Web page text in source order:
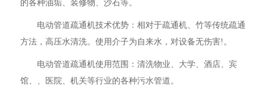
的各种油垢、装修物、沙石等。
电动管道疏通机技术优势：相对于疏通机、竹等传统疏通
方法，高压水清洗。使用介子为自来水，对设备无伤害!。
电动管道疏通机使用范围：清洗物业、大学、酒店、宾
馆、、医院、机关等行业的各种污水管道。